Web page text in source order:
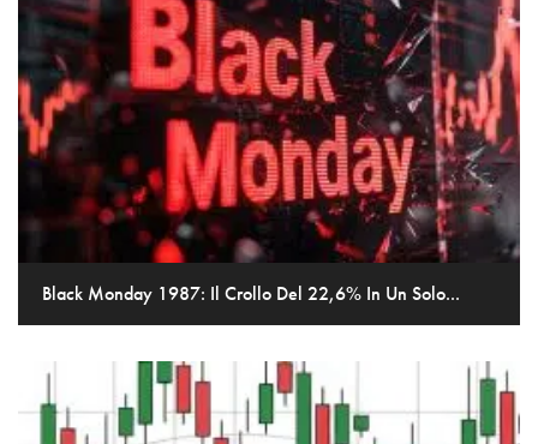
Black Monday 1987: Il Crollo Del 22,6% In Un Solo...